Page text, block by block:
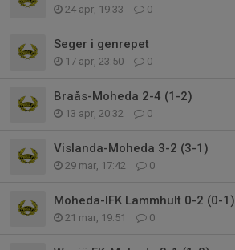
24 apr, 19:33 0
Seger i genrepet
17 apr, 23:50 0
Braås-Moheda 2-4 (1-2)
13 apr, 20:32 0
Vislanda-Moheda 3-2 (3-1)
29 mar, 17:42 0
Moheda-IFK Lammhult 0-2 (0-1)
21 mar, 19:51 0